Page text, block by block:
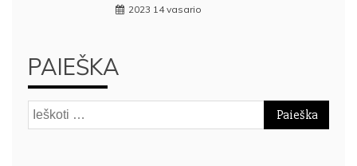
2023 14 vasario
PAIEŠKA
Ieškoti: